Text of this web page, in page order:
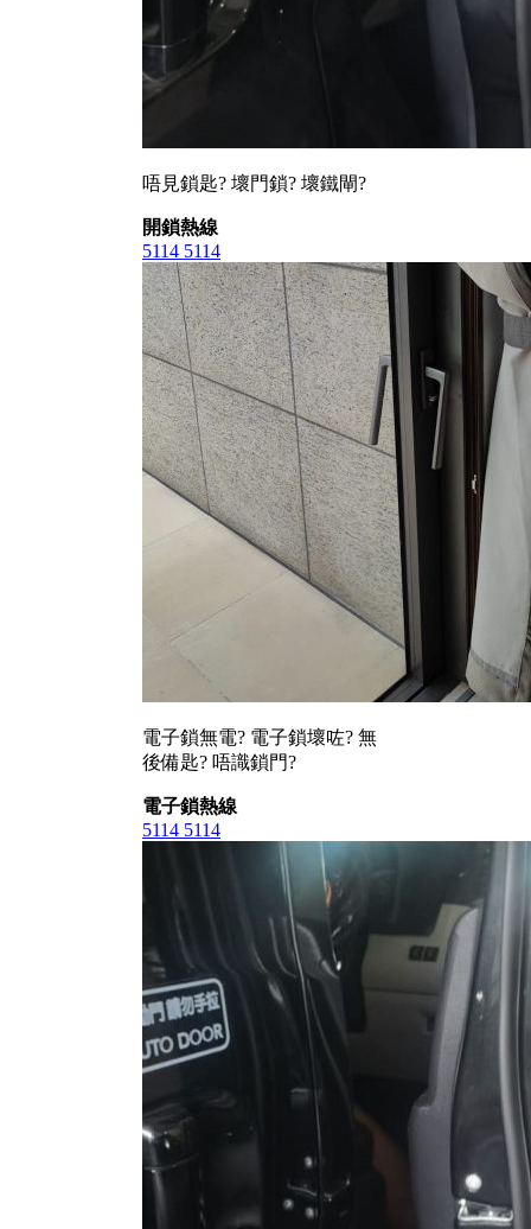
唔見鎖匙? 壞門鎖? 壞鐵閘?
開鎖熱線
5114 5114
電子鎖無電? 電子鎖壞咗? 無
後備匙? 唔識鎖門?
電子鎖熱線
5114 5114